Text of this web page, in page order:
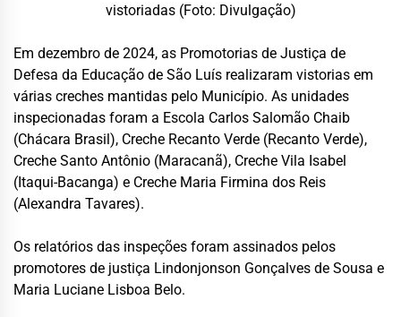
vistoriadas (Foto: Divulgação)
Em dezembro de 2024, as Promotorias de Justiça de
Defesa da Educação de São Luís realizaram vistorias em
várias creches mantidas pelo Município. As unidades
inspecionadas foram a Escola Carlos Salomão Chaib
(Chácara Brasil), Creche Recanto Verde (Recanto Verde),
Creche Santo Antônio (Maracanã), Creche Vila Isabel
(Itaqui-Bacanga) e Creche Maria Firmina dos Reis
(Alexandra Tavares).
Os relatórios das inspeções foram assinados pelos
promotores de justiça Lindonjonson Gonçalves de Sousa e
Maria Luciane Lisboa Belo.